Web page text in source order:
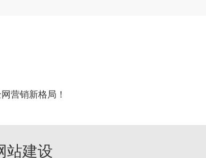
营销新格局！
站建设